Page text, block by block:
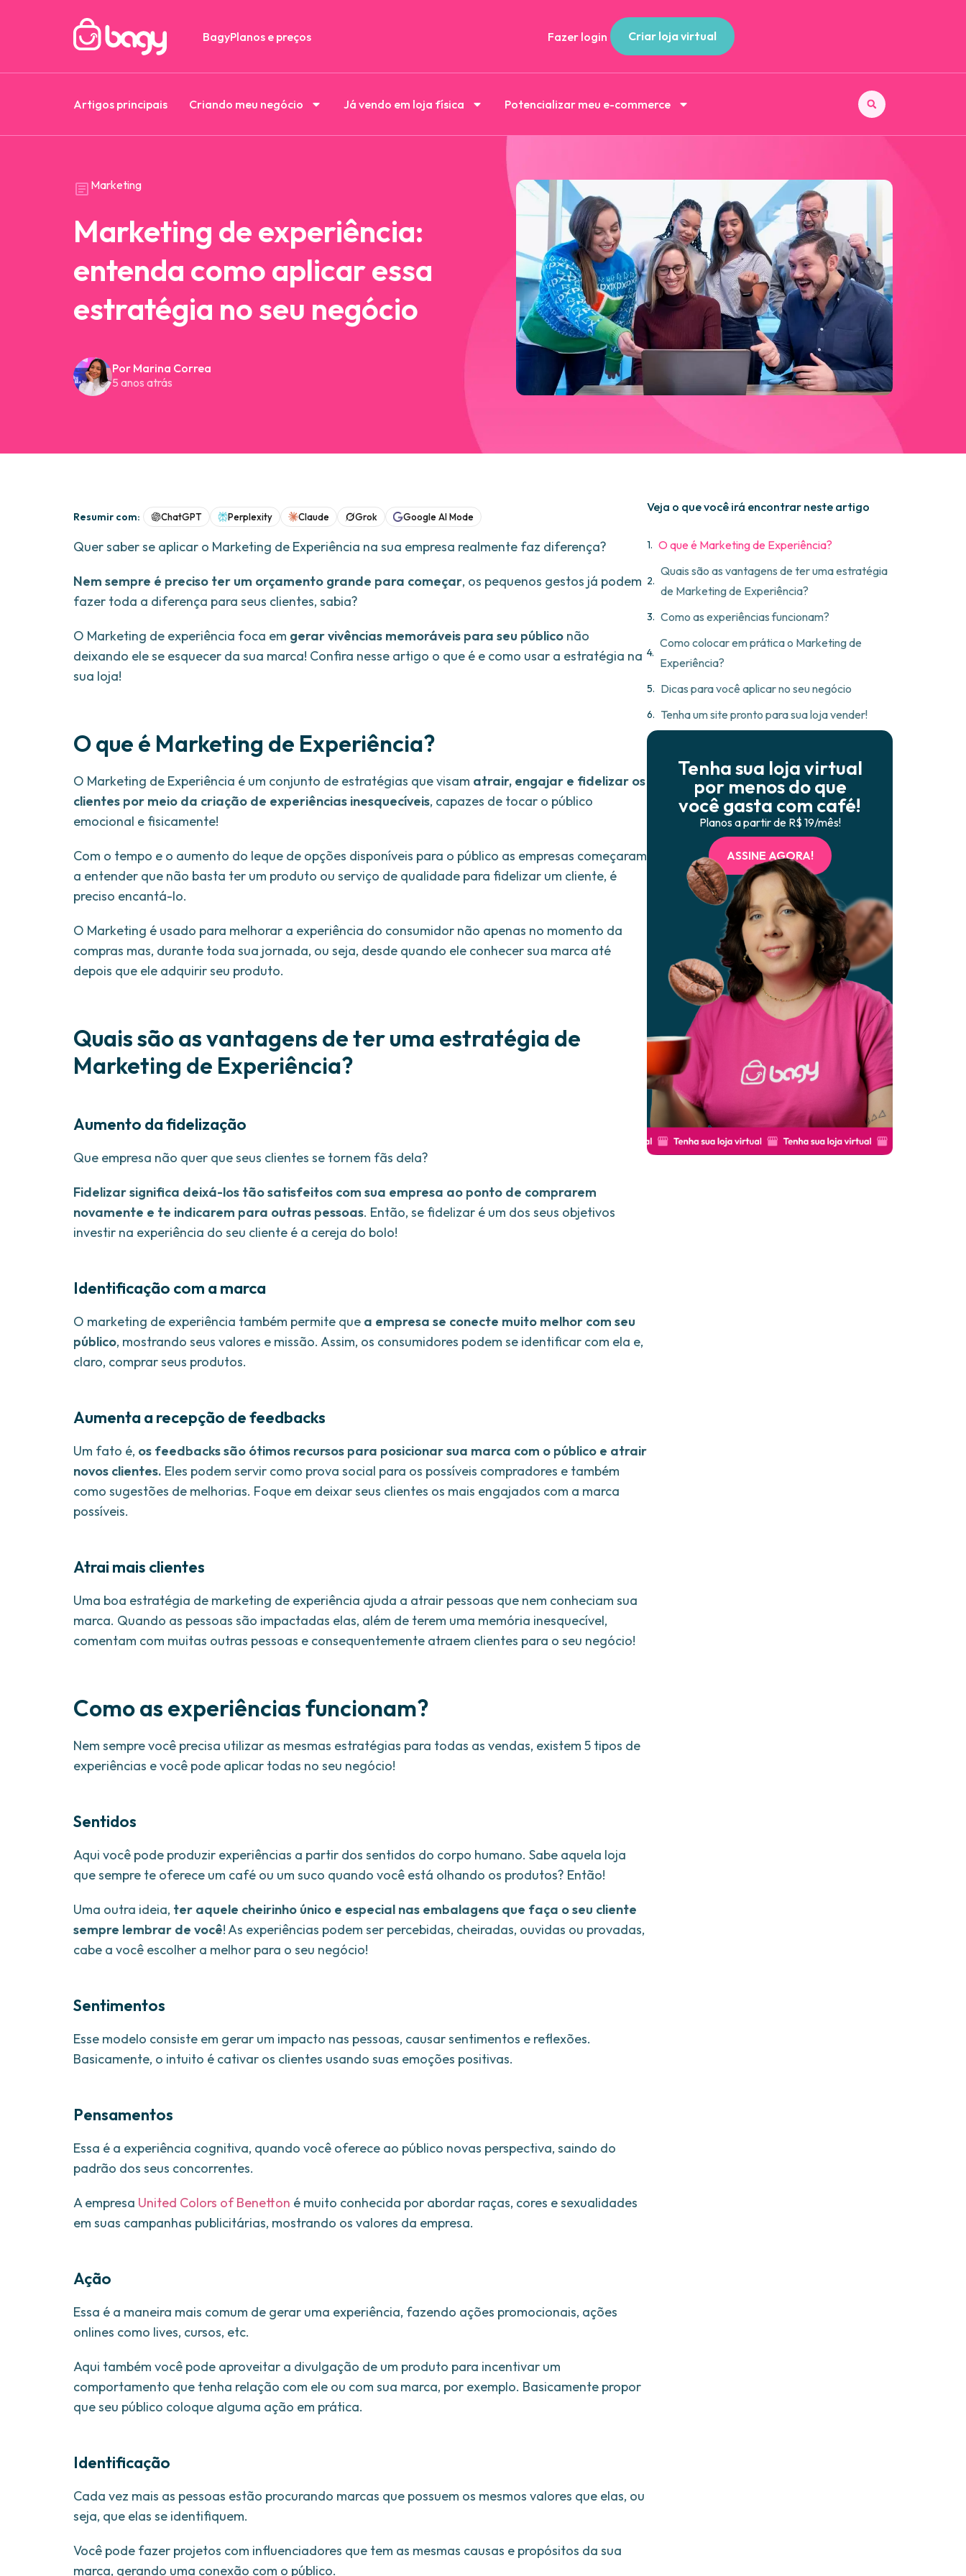
BagyPlanos e preços Fazer login Criar loja virtual
Artigos principais Criando meu negócio Já vendo em loja física Potencializar meu e-commerce
Marketing
Marketing de experiência:
entenda como aplicar essa
estratégia no seu negócio
Por Marina Correa
5 anos atrás
Resumir com: ChatGPT Perplexity Claude Grok Google AI Mode
Quer saber se aplicar o Marketing de Experiência na sua empresa realmente faz diferença?
Nem sempre é preciso ter um orçamento grande para começar, os pequenos gestos já podem
fazer toda a diferença para seus clientes, sabia?
O Marketing de experiência foca em gerar vivências memoráveis para seu público não
deixando ele se esquecer da sua marca! Confira nesse artigo o que é e como usar a estratégia na
sua loja!
O que é Marketing de Experiência?
O Marketing de Experiência é um conjunto de estratégias que visam atrair, engajar e fidelizar os
clientes por meio da criação de experiências inesquecíveis, capazes de tocar o público
emocional e fisicamente!
Com o tempo e o aumento do leque de opções disponíveis para o público as empresas começaram
a entender que não basta ter um produto ou serviço de qualidade para fidelizar um cliente, é
preciso encantá-lo.
O Marketing é usado para melhorar a experiência do consumidor não apenas no momento da
compras mas, durante toda sua jornada, ou seja, desde quando ele conhecer sua marca até
depois que ele adquirir seu produto.
Quais são as vantagens de ter uma estratégia de
Marketing de Experiência?
Aumento da fidelização
Que empresa não quer que seus clientes se tornem fãs dela?
Fidelizar significa deixá-los tão satisfeitos com sua empresa ao ponto de comprarem
novamente e te indicarem para outras pessoas. Então, se fidelizar é um dos seus objetivos
investir na experiência do seu cliente é a cereja do bolo!
Identificação com a marca
O marketing de experiência também permite que a empresa se conecte muito melhor com seu
público, mostrando seus valores e missão. Assim, os consumidores podem se identificar com ela e,
claro, comprar seus produtos.
Aumenta a recepção de feedbacks
Um fato é, os feedbacks são ótimos recursos para posicionar sua marca com o público e atrair
novos clientes. Eles podem servir como prova social para os possíveis compradores e também
como sugestões de melhorias. Foque em deixar seus clientes os mais engajados com a marca
possíveis.
Atrai mais clientes
Uma boa estratégia de marketing de experiência ajuda a atrair pessoas que nem conheciam sua
marca. Quando as pessoas são impactadas elas, além de terem uma memória inesquecível,
comentam com muitas outras pessoas e consequentemente atraem clientes para o seu negócio!
Como as experiências funcionam?
Nem sempre você precisa utilizar as mesmas estratégias para todas as vendas, existem 5 tipos de
experiências e você pode aplicar todas no seu negócio!
Sentidos
Aqui você pode produzir experiências a partir dos sentidos do corpo humano. Sabe aquela loja
que sempre te oferece um café ou um suco quando você está olhando os produtos? Então!
Uma outra ideia, ter aquele cheirinho único e especial nas embalagens que faça o seu cliente
sempre lembrar de você! As experiências podem ser percebidas, cheiradas, ouvidas ou provadas,
cabe a você escolher a melhor para o seu negócio!
Sentimentos
Esse modelo consiste em gerar um impacto nas pessoas, causar sentimentos e reflexões.
Basicamente, o intuito é cativar os clientes usando suas emoções positivas.
Pensamentos
Essa é a experiência cognitiva, quando você oferece ao público novas perspectiva, saindo do
padrão dos seus concorrentes.
A empresa United Colors of Benetton é muito conhecida por abordar raças, cores e sexualidades
em suas campanhas publicitárias, mostrando os valores da empresa.
Ação
Essa é a maneira mais comum de gerar uma experiência, fazendo ações promocionais, ações
onlines como lives, cursos, etc.
Aqui também você pode aproveitar a divulgação de um produto para incentivar um
comportamento que tenha relação com ele ou com sua marca, por exemplo. Basicamente propor
que seu público coloque alguma ação em prática.
Identificação
Cada vez mais as pessoas estão procurando marcas que possuem os mesmos valores que elas, ou
seja, que elas se identifiquem.
Você pode fazer projetos com influenciadores que tem as mesmas causas e propósitos da sua
marca, gerando uma conexão com o público.
Veja o que você irá encontrar neste artigo
O que é Marketing de Experiência?
Quais são as vantagens de ter uma estratégia
de Marketing de Experiência?
Como as experiências funcionam?
Como colocar em prática o Marketing de
Experiência?
Dicas para você aplicar no seu negócio
Tenha um site pronto para sua loja vender!
Tenha sua loja virtual
por menos do que
você gasta com café!
Planos a partir de R$ 19/mês!
ASSINE AGORA!